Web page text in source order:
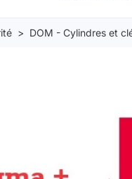
DOM - Cylindres et